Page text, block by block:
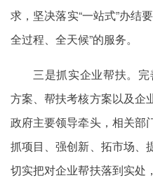
求，坚决落实“一站式”办结
全过程、全天候”的服务。
三是抓实企业帮扶。
方案、帮扶考核方案以及企
政府主要领导牵头，相关部
抓项目、强创新、拓市场、
切实把对企业帮扶落到实处